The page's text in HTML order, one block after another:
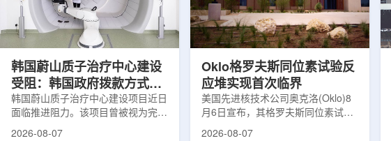
18标记PSMA靶向PET显像剂的分子
设计与临床优势;二是通过理性优化
分子结构，大幅提高Lu-177标记治
篇同行评议期刊论文，提交30余项
放射性药物相关专利申请，并完成7
款自研放射性药物的临床转化，应用
韩国蔚山质子治疗中心建设
受阻：韩国政府拨款方式调
整影响项目推进
韩国蔚山质子治疗中心建设项目近日
面临推进阻力。该项目曾被视为完善
韩国东南部区域癌症治疗体系的关键
2026-08-07
Oklo格罗夫斯同位素试验反
应堆实现首次临界
美国先进核技术公司奥克洛(Oklo)8
月6日宣布，其格罗夫斯同位素试验
反应堆已在低功率状态下实现可控自
2026-08-07